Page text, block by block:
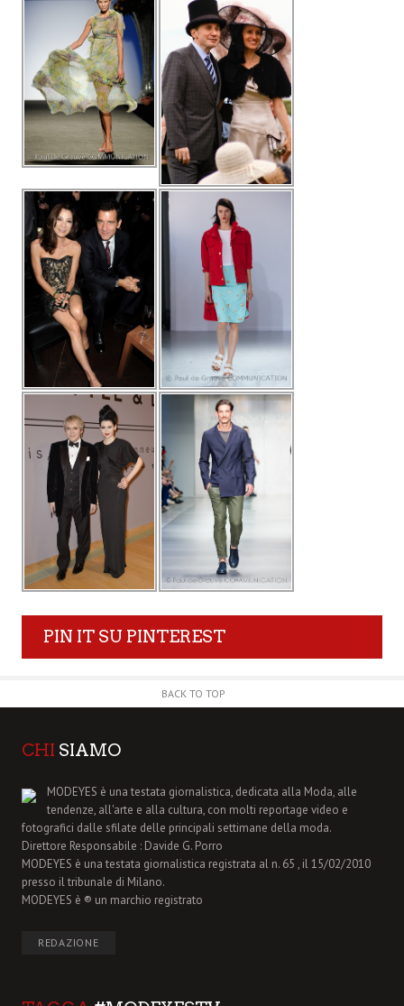
PIN IT SU PINTEREST
BACK TO TOP
CHI SIAMO
MODEYES è una testata giornalistica, dedicata alla Moda, alle
tendenze, all'arte e alla cultura, con molti reportage video e
fotografici dalle sfilate delle principali settimane della moda.
Direttore Responsabile : Davide G. Porro
MODEYES è una testata giornalistica registrata al n. 65 , il 15/02/2010
presso il tribunale di Milano.
MODEYES è ® un marchio registrato
REDAZIONE